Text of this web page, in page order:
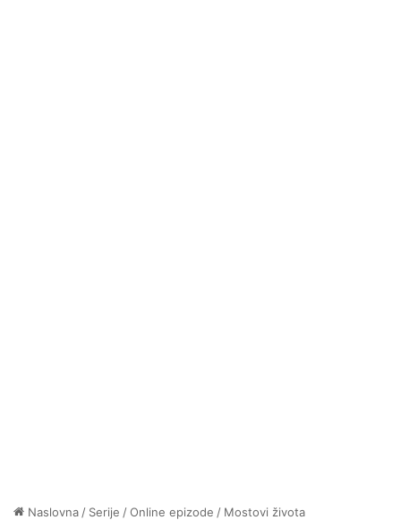
Naslovna / Serije /Online epizode / Mostovi života